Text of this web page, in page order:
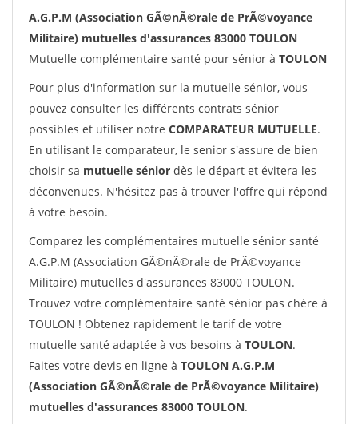
A.G.P.M (Association GÃ©nÃ©rale de PrÃ©voyance
Militaire) mutuelles d'assurances 83000 TOULON
Mutuelle complémentaire santé pour sénior à TOULON
Pour plus d'information sur la mutuelle sénior, vous
pouvez consulter les différents contrats sénior
possibles et utiliser notre COMPARATEUR MUTUELLE.
En utilisant le comparateur, le senior s'assure de bien
choisir sa mutuelle sénior dès le départ et évitera les
déconvenues. N'hésitez pas à trouver l'offre qui répond
à votre besoin.
Comparez les complémentaires mutuelle sénior santé
A.G.P.M (Association GÃ©nÃ©rale de PrÃ©voyance
Militaire) mutuelles d'assurances 83000 TOULON.
Trouvez votre complémentaire santé sénior pas chère à
TOULON ! Obtenez rapidement le tarif de votre
mutuelle santé adaptée à vos besoins à TOULON.
Faites votre devis en ligne à TOULON A.G.P.M
(Association GÃ©nÃ©rale de PrÃ©voyance Militaire)
mutuelles d'assurances 83000 TOULON.